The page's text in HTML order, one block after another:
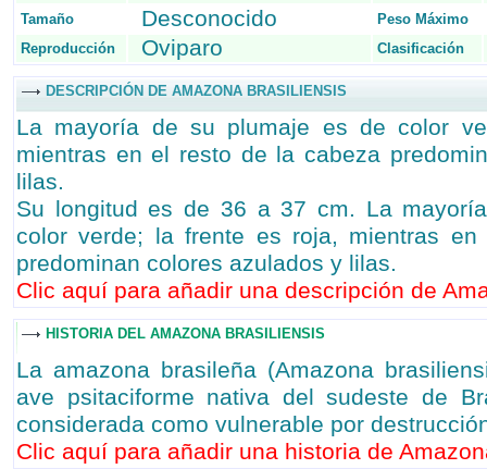
Tamaño
Desconocido Peso Máximo
Reproducción
Oviparo Clasificación
DESCRIPCIÓN DE AMAZONA BRASILIENSIS
La mayoría de su plumaje es de color
mientras en el resto de la cabeza
lilas.
Su longitud es de 36 a 37 cm. La
color verde; la frente es roja, mientras
predominan colores azulados y lilas.
Clic aquí para añadir una descripción de
HISTORIA DEL AMAZONA BRASILIENSIS
La amazona brasileña (Amazona
ave psitaciforme nativa del sudeste de
considerada como vulnerable por
Clic aquí para añadir una historia de